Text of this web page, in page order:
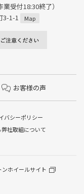
受付18:30終了）
1-1
Map
お客様の声
バシーポリシー
社取組について
ンホイールサイト
イル交換/その他